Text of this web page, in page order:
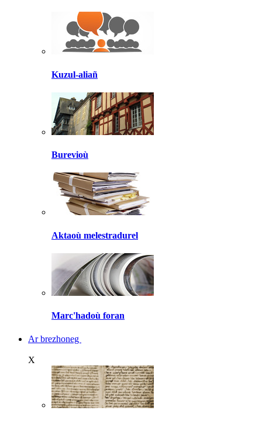
Kuzul-aliañ
Burevioù
Aktaoù melestradurel
Marc'hadoù foran
Ar brezhoneg
X